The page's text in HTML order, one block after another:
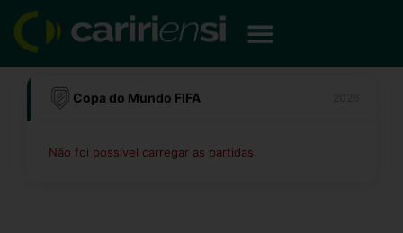
para
conteúdo
Copa do Mundo FIFA
Não foi possível carregar as partidas.